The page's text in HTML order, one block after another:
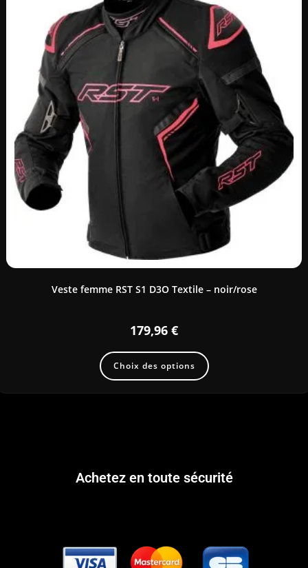
Veste femme RST S1 D3O Textile – noir/rose
179,96 €
Choix des options
Achetez en toute sécurité